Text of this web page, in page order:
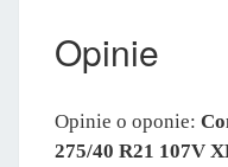
Opinie
Opinie o oponie:
275/40 R21 107V